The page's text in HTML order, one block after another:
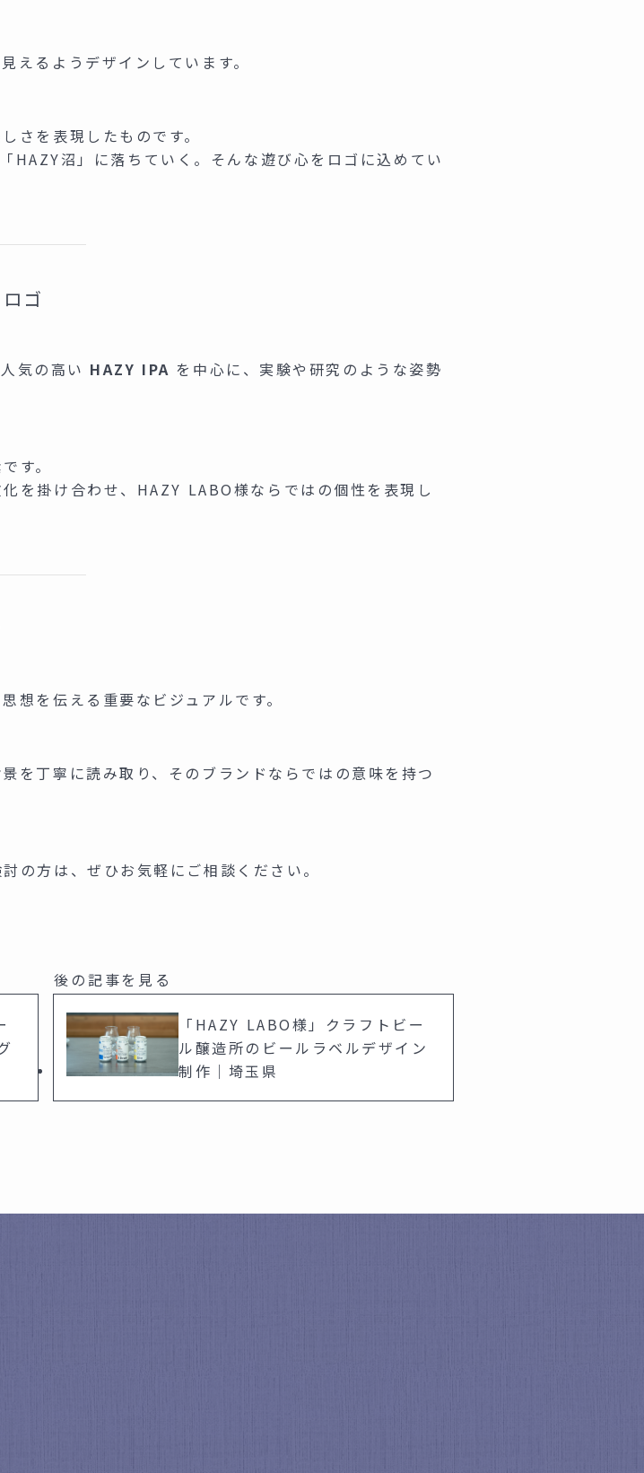
えるようデザインしています。
さを表現したものです。
HAZY沼」に落ちていく。そんな遊び心をロゴに込めてい
ゴ
気の高い HAZY IPA を中心に、実験や研究のような姿勢
す。
を掛け合わせ、HAZY LABO様ならではの個性を表現し
想を伝える重要なビジュアルです。
を丁寧に読み取り、そのブランドならではの意味を持つ
の方は、ぜひお気軽にご相談ください。
「HAZY LABO様」クラフトビー
ル醸造所のビールラベルデザイン
制作｜埼玉県